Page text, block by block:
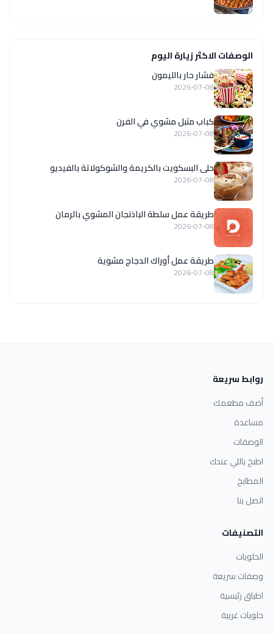
الوصفات الاكثر زيارة اليوم
فشار حار بالليمون
2026-07-08
كباب متبل مشوي في الفرن
2026-07-08
حلى البسكويت بالكريمة والشوكولاتة بالفيديو
2026-07-08
طريقة عمل سلطة الباذنجان المشوي بالرمان
2026-07-08
طريقة عمل أوراك الدجاج مشوية
2026-07-08
روابط سريعة
أضف مطعمك
مساعدة
الوصفات
اطبخ باللي عندك
المطابخ
اتصل بنا
التصنيفات
الحلويات
وصفات سريعة
اطباق رئيسية
حلويات غربية